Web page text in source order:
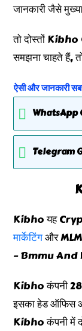
जानकारी जैसे
तो दोस्तों
समझना चाहते हैं,
ऐसी और जानकारी
WhatsApp
Telegram
Kibho यह
मार्केटिंगऔर
– Bmmu
Kibho कंपनी
इसका हेड ऑफिस
Kibho कंपनी में